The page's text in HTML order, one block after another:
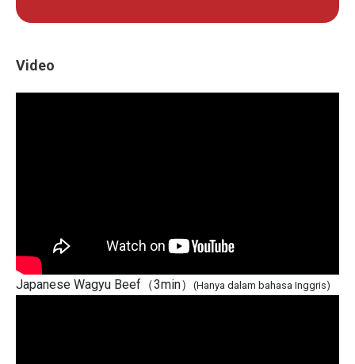
Video
Japanese Wagyu Beef（3min） (Hanya dalam bahasa Inggris)